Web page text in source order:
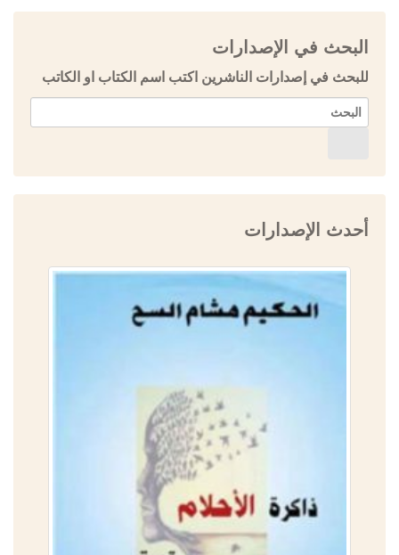
البحث في الإصدارات
للبحث في إصدارات الناشرين اكتب اسم الكتاب او الكاتب
أحدث الإصدارات